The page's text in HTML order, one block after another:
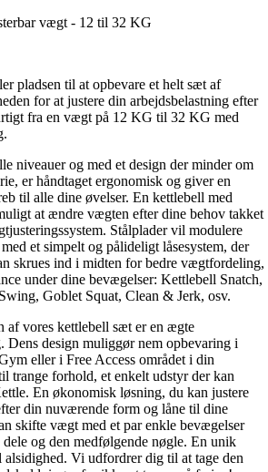
vægt - 12 til 32 KG
pladsen til at opbevare et helt sæt af
for at justere din arbejdsbelastning efter
fra en vægt på 12 KG til 32 KG med
niveauer og med et design der minder om
er håndtaget ergonomisk og giver en
til alle dine øvelser. En kettlebell med
at ændre vægten efter dine behov takket
Stålplader vil modulere
et simpelt og pålideligt låsesystem, der
skrues ind i midten for bedre vægtfordeling,
under dine bevægelser: Kettlebell Snatch,
Goblet Squat, Clean & Jerk, osv.
af vores kettlebell sæt er en ægte
Dens design muliggør nem opbevaring i
eller i Free Access området i din
trange forhold, et enkelt udstyr der kan
En økonomisk løsning, du kan justere
din nuværende form og låne til dine
skifte vægt med et par enkle bevægelser
og den medfølgende nøgle. En unik
Vi udfordrer dig til at tage den